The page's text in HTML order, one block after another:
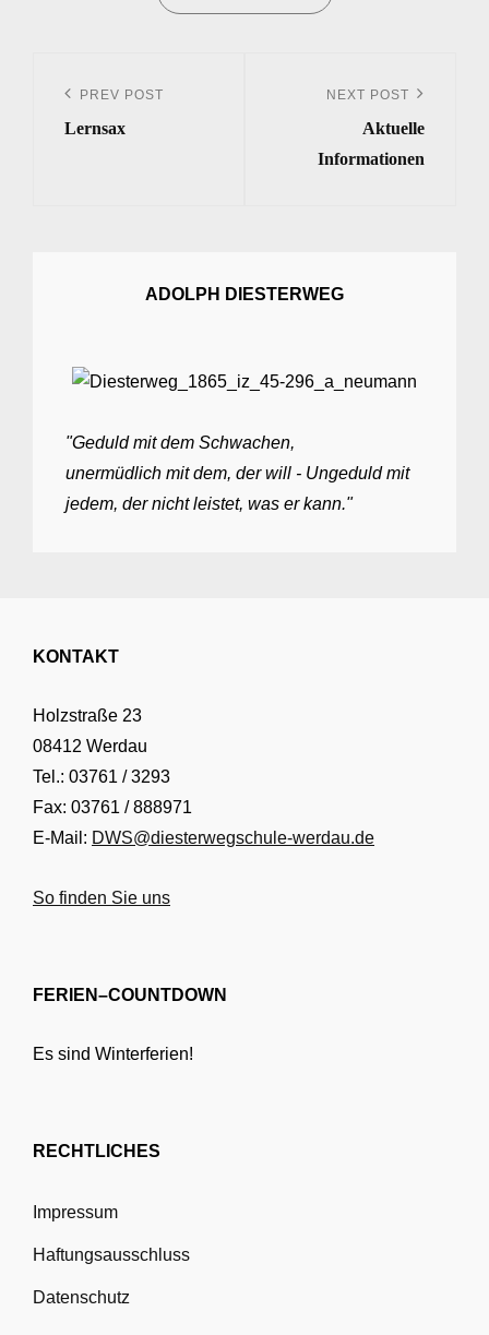
Navigation
Previous
Post
PREV POST
Lernsax
NEXT POST
Aktuelle
Informationen
ADOLPH DIESTERWEG
"Geduld mit dem Schwachen,
unermüdlich mit dem, der will - Ungeduld mit
jedem, der nicht leistet, was er kann."
KONTAKT
Holzstraße 23
08412 Werdau
Tel.: 03761 / 3293
Fax: 03761 / 888971
E-Mail: DWS@diesterwegschule-werdau.de
So finden Sie uns
FERIEN–COUNTDOWN
Es sind Winterferien!
RECHTLICHES
Impressum
Haftungsausschluss
Datenschutz